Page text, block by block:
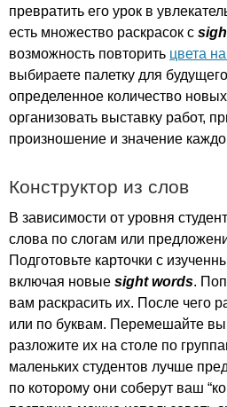
превратить его урок в
есть множество раскрасок с
возможность повторить цвета
выбираете палетку для
определенное количество
организовать выставку работ,
произношение и значение
Конструктор из слов
В зависимости от уровня
слова по слогам или
Подготовьте карточки с
включая новые sight words.
вам раскрасить их. После чего
или по буквам. Перемешайте
разложите их на столе по
маленьких студентов лучше
по которому они соберут ваш